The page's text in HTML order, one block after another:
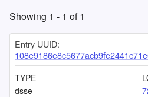
Showing 1 - 1 of1
Entry UUID:
TYPE
dsse